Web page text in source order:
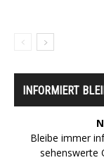
INFORMIERT
Bleibe immer
sehenswerte